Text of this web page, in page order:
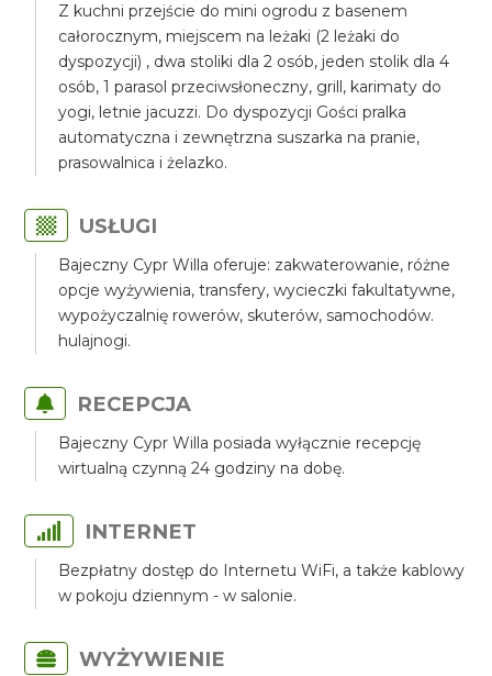
Z kuchni przejście do mini ogrodu z basenem
całorocznym, miejscem na leżaki (2 leżaki do
dyspozycji) , dwa stoliki dla 2 osób, jeden stolik dla 4
osób, 1 parasol przeciwsłoneczny, grill, karimaty do
yogi, letnie jacuzzi. Do dyspozycji Gości pralka
automatyczna i zewnętrzna suszarka na pranie,
prasowalnica i żelazko.
USŁUGI
Bajeczny Cypr Willa oferuje: zakwaterowanie, różne
opcje wyżywienia, transfery, wycieczki fakultatywne,
wypożyczalnię rowerów, skuterów, samochodów.
hulajnogi.
RECEPCJA
Bajeczny Cypr Willa posiada wyłącznie recepcję
wirtualną czynną 24 godziny na dobę.
INTERNET
Bezpłatny dostęp do Internetu WiFi, a także kablowy
w pokoju dziennym - w salonie.
WYŻYWIENIE